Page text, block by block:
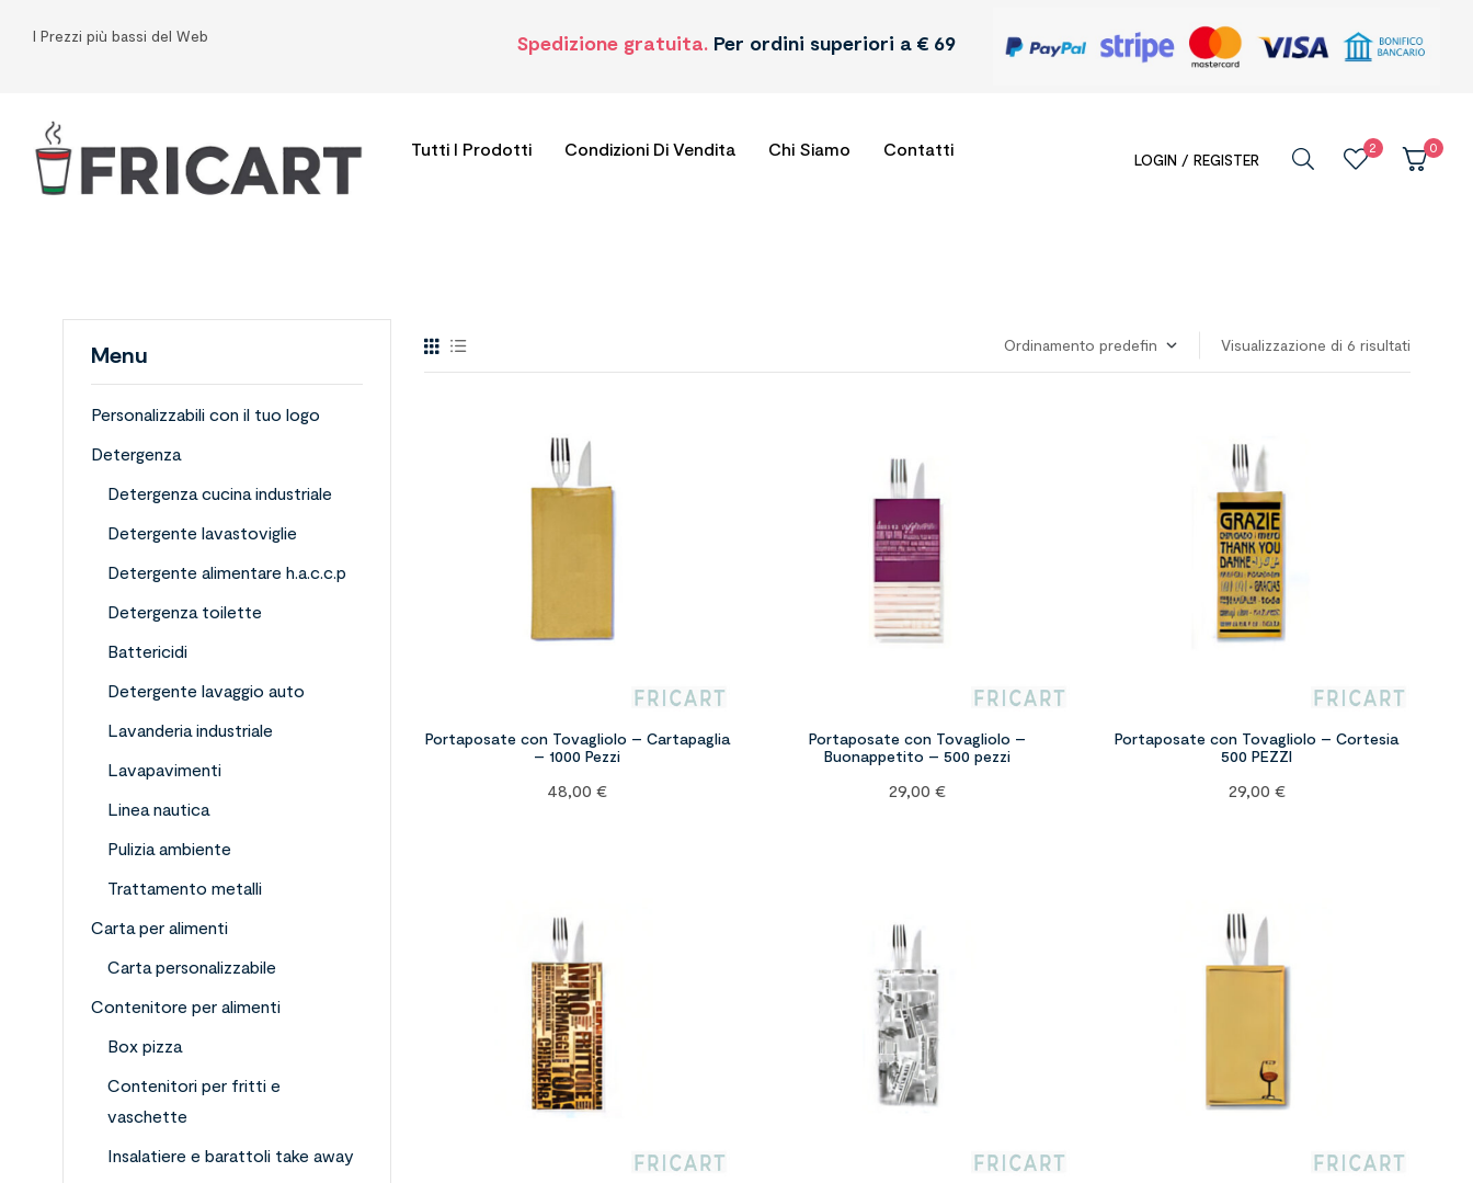
I Prezzi più bassi del Web Spedizione gratuita. Per ordini superiori a € 69
Tutti I Prodotti Condizioni Di Vendita Chi Siamo Contatti
LOGIN / REGISTER
2 0
Visualizzazione di 6 risultati
Portaposate con Tovagliolo – Cartapaglia
– 1000 Pezzi
48,00€
Portaposate con Tovagliolo –
Buonappetito – 500 pezzi
29,00 €
Portaposate con Tovagliolo – Cortesia
500 PEZZI
29,00 €
Menu
Personalizzabili con il tuo logo
Detergenza
Detergenza cucina industriale
Detergente lavastoviglie
Detergente alimentare h.a.c.c.p
Detergenza toilette
Battericidi
Detergente lavaggio auto
Lavanderia industriale
Lavapavimenti
Linea nautica
Pulizia ambiente
Trattamento metalli
Carta per alimenti
Carta personalizzabile
Contenitore per alimenti
Box pizza
Contenitori per fritti e
vaschette
Insalatiere e barattoli take away